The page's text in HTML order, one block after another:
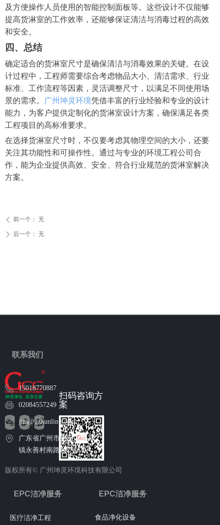
及方便操作人员使用的智能控制面板等。这些设计不仅能够
提高货淋室的工作效率，还能够保证清洁与消毒过程的高效
和安全。
四、总结
确定适合的货淋室尺寸是确保清洁与消毒效果的关键。在设
计过程中，工程师需要综合考虑物品大小、清洁需求、行业
标准、工作流程等因素，灵活调整尺寸，以满足不同使用场
景的需求。
广州坤灵环境凭借丰富的行业经验和专业的设计
能力，为客户提供定制化的货淋室设计方案，确保满足各类
工程项目的高标准要求。
在选择货淋室尺寸时，不仅要考虑其物理空间的大小，还要
关注其功能性和可操作性。通过与专业的环境工程公司合
作，能为企业提供高效、安全、符合行业规范的货淋室解决
方案。
ꄴ 前一个： 无
ꄲ 后一个： 无
版权所有© 广州坤灵环境科技有限公司
扫码咨询方
案
EPC洁净服务
医疗洁净工程 食品净化设备
EPC洁净服务
15018770887
02084557249
jim@gzkunling.com
广东省广州市番禺区石碁
镇永善村南路102号6栋
联系我们